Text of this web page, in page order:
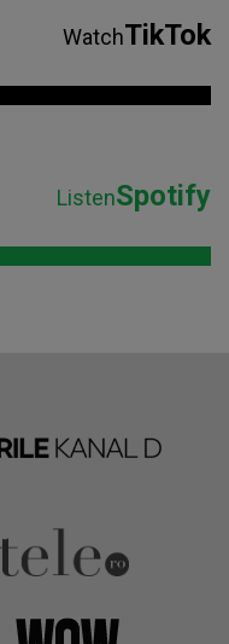
WatchTikTok
ListenSpotify